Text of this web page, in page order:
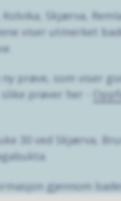
Skjærva,
viser utmerket
prøve, som viser
prøver her -
30 ved Skjærva,
gjennom